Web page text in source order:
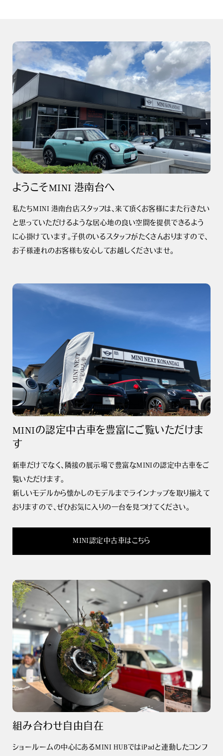
ようこそMINI 港南台へ
私たちMINI 港南台店スタッフは、来て頂くお客様にまた行きたい
と思っていただけるような居心地の良い空間を提供できるよう
に心掛けています。子供のいるスタッフがたくさんおりますので、
お子様連れのお客様も安心してお越しくださいませ。
MINIの認定中古車を豊富にご覧いただけま
す
新車だけでなく、隣接の展示場で豊富なMINIの認定中古車をご
覧いただけます。
新しいモデルから懐かしのモデルまでラインナップを取り揃えて
おりますので、ぜひお気に入りの一台を見つけてください。
MINI認定中古車はこちら
組み合わせ自由自在
ショールームの中心にあるMINI HUBではiPadと連動したコンフ